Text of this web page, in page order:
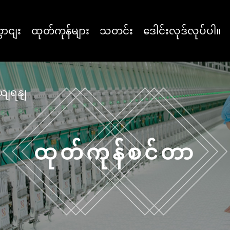
ျး ထုတ်ကုန်များ သတင်း ဒေါင်းလုဒ်လုပ်ပါ။
ရနျ
ထုတ်ကုန်စင်တာ